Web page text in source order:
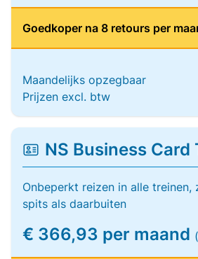
Goedkoper na 8 retours per
Maandelijks opzegbaar
Prijzen excl. btw
NS Business Card
Onbeperkt reizen in alle treinen,
spits als daarbuiten
€ 366,93 per maand